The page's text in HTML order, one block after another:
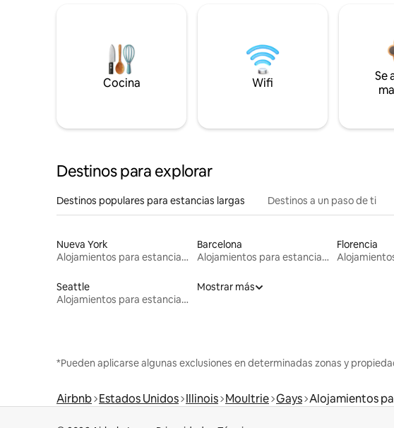
Cocina Wifi
Se
Destinos para explorar
Destinos populares para estancias largas Destinos a un paso de ti
Nueva York
Alojamientos para estancias largas
Barcelona
Alojamientos para estancias largas
Florencia
Seattle
Alojamientos para estancias largas
Mostrar más
*Pueden aplicarse algunas exclusiones en determinadas zonas y
Airbnb Estados Unidos Illinois Moultrie Gays Alojamientos